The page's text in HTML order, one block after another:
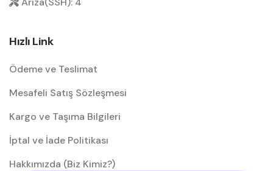
Hızlı Link
Ödeme ve Teslimat
Mesafeli Satış Sözleşmesi
Kargo ve Taşıma Bilgileri
İptal ve İade Politikası
Hakkımızda (Biz Kimiz?)